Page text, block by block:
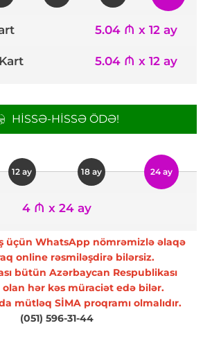
5.04 ₼ x 12 ay
5.04 ₼ x 12 ay
HISSƏ-HISSƏ ÖDƏ!
12 ay 18 ay 24 ay
4 ₼ x 24 ay
üçün WhatsApp nömrəmizlə əlaqə
online rəsmiləşdirə bilərsiz.
bütün Azərbaycan Respublikası
olan hər kəs müraciət edə bilər.
mütləq SİMA proqramı olmalıdır.
(051) 596-31-44